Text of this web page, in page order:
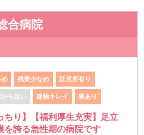
合病院
め 残業少なめ 託児所有り
から近い 建物キレイ 寮あり
ちり】【福利厚生充実】足立
を誇る急性期の病院です